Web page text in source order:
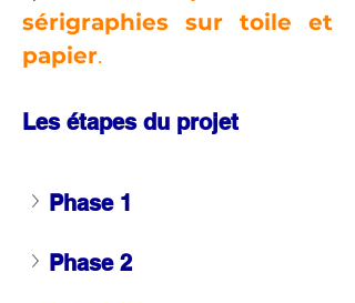
sérigraphies sur toile et
papier.
Les étapes du projet
Phase 1
Phase 2